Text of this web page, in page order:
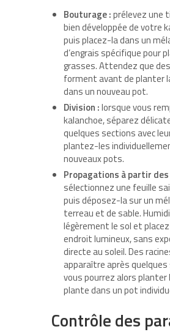
Bouturage :prélevez une
bien développée de votre
puis placez-la dans un
d’engrais spécifique pour
grasses. Attendez que
forment avant de planter
dans un nouveau pot.
Division :lorsque vous
kalanchoe, séparez
quelques sections avec
plantez-les
nouveaux pots.
Propagations à partir
sélectionnez une feuille
puis déposez-la sur un
terreau et de sable.
légèrement le sol et
endroit lumineux, sans
directe au soleil. Des
apparaître après
vous pourrez alors planter
plante dans un pot
Contrôle des